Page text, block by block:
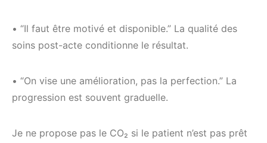
• “Il faut être motivé et disponible.” La qualité des
soins post-acte conditionne le résultat.
• “On vise une amélioration, pas la perfection.” La
progression est souvent graduelle.
Je ne propose pas le CO₂ si le patient n’est pas prêt